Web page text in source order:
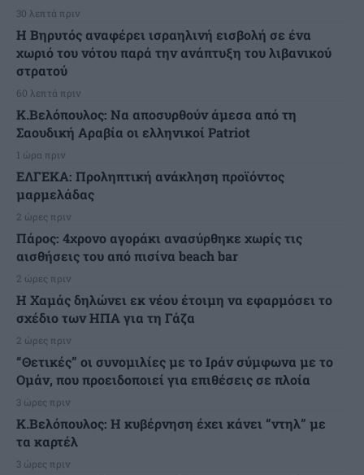
30 λεπτά πριν
Η Βηρυτός αναφέρει ισραηλινή εισβολή σε ένα
χωριό του νότου παρά την ανάπτυξη του λιβανικού
στρατού
60 λεπτά πριν
Κ.Βελόπουλος: Να αποσυρθούν άμεσα από τη
Σαουδική Αραβία οι ελληνικοί Patriot
1 ώρα πριν
ΕΛΓΕΚΑ: Προληπτική ανάκληση προϊόντος
μαρμελάδας
2 ώρες πριν
Πάρος: 4χρονο αγοράκι ανασύρθηκε χωρίς τις
αισθήσεις του από πισίνα beach bar
2 ώρες πριν
Η Χαμάς δηλώνει εκ νέου έτοιμη να εφαρμόσει το
σχέδιο των ΗΠΑ για τη Γάζα
2 ώρες πριν
“Θετικές” οι συνομιλίες με το Ιράν σύμφωνα με το
Ομάν, που προειδοποιεί για επιθέσεις σε πλοία
3 ώρες πριν
Κ.Βελόπουλος: Η κυβέρνηση έχει κάνει “ντηλ” με
τα καρτέλ
3 ώρες πριν